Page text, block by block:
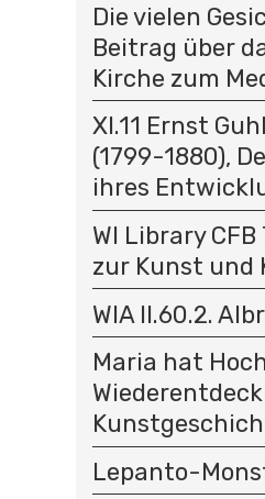
Die vielen
Beitrag über
Kirche zum
XI.11 Ernst
(1799-1880),
ihres
WI Library
zur Kunst
WIA II.60.2.
Maria hat
Lepanto-